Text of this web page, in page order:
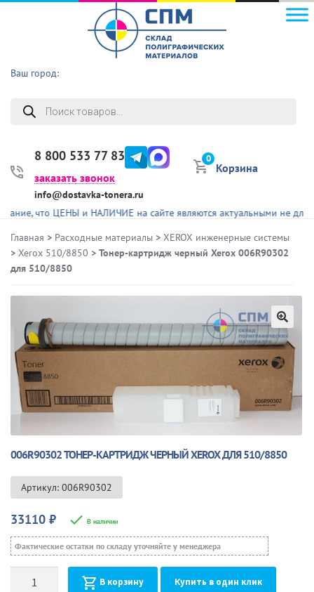
Ваш город:
Поиск
товаров
8 800 533 77 83
заказать звонок
info@dostavka-tonera.ru
0
Корзина
что ЦЕНЫ и НАЛИЧИЕ на сайте являются актуальными не для всех
Главная > Расходные материалы > XEROX инженерные системы
> Xerox 510/8850 > Тонер-картридж черный Xerox 006R90302
для 510/8850
🔍
006R90302 ТОНЕР-КАРТРИДЖ ЧЕРНЫЙ XEROX ДЛЯ 510/8850
Артикул: 006R90302
33110 ₽ В наличии
Фактические остатки по складу уточняйте у менеджера
В корзину Купить в один клик